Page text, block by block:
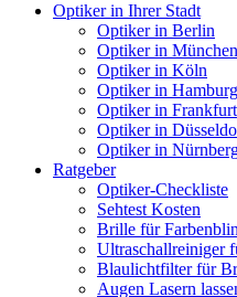
Optiker in Ihrer Stadt
Optiker in Berlin
Optiker in München
Optiker in Köln
Optiker in Hamburg
Optiker in Frankfurt
Optiker in
Optiker in
Ratgeber
Optiker-Checkliste
Sehtest Kosten
Brille für
Ultraschallreiniger
Blaulichtfilter für
Augen Lasern